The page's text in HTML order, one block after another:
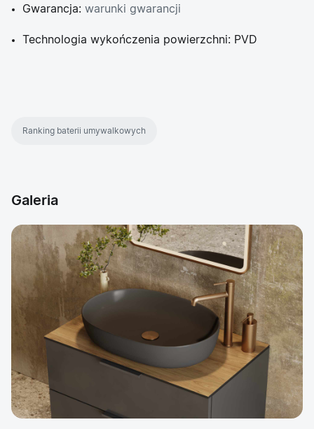
Gwarancja: warunki gwarancji
Technologia wykończenia powierzchni: PVD
Ranking baterii umywalkowych
Galeria